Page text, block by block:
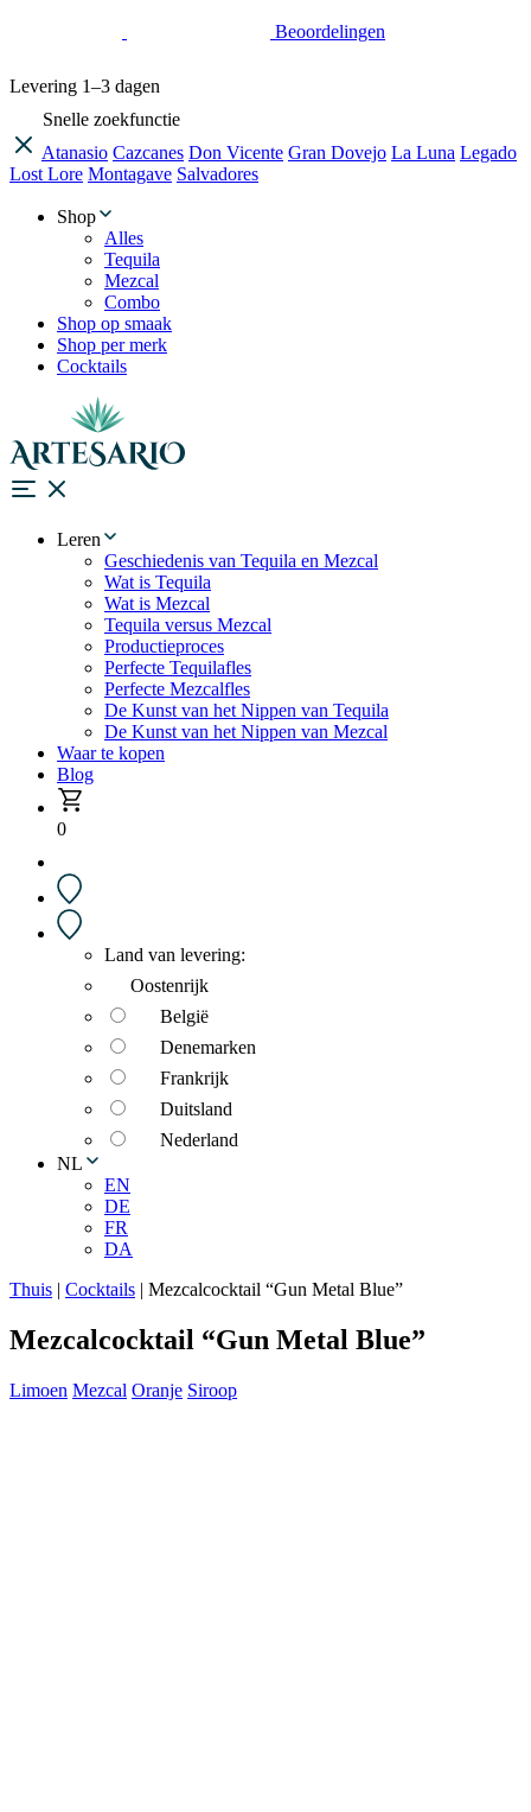
Beoordelingen
Levering 1–3 dagen
Snelle zoekfunctie
Atanasio Cazcanes Don Vicente Gran Dovejo La Luna Legado
Lost Lore Montagave Salvadores
Shop
Alles
Tequila
Mezcal
Combo
Shop op smaak
Shop per merk
Cocktails
Leren
Geschiedenis van Tequila en Mezcal
Wat is Tequila
Wat is Mezcal
Tequila versus Mezcal
Productieproces
Perfecte Tequilafles
Perfecte Mezcalfles
De Kunst van het Nippen van Tequila
De Kunst van het Nippen van Mezcal
Waar te kopen
Blog
0
Land van levering:
Oostenrijk
België
Denemarken
Frankrijk
Duitsland
Nederland
NL
EN
DE
FR
DA
Thuis | Cocktails | Mezcalcocktail “Gun Metal Blue”
Mezcalcocktail “Gun Metal Blue”
Limoen Mezcal Oranje Siroop